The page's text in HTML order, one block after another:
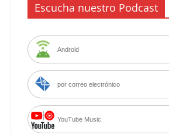
Escucha nuestro Podcast
Android
por correo electrónico
YouTube Music